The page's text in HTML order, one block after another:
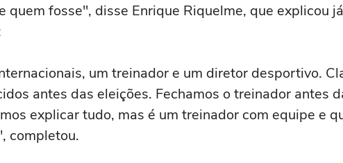
quem fosse", disse Enrique Riquelme, que explicou
um treinador e um diretor desportivo.
antes das eleições. Fechamos o treinador antes
explicar tudo, mas é um treinador com equipe e
completou.